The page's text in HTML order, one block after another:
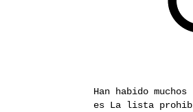
Han habido
es La lista